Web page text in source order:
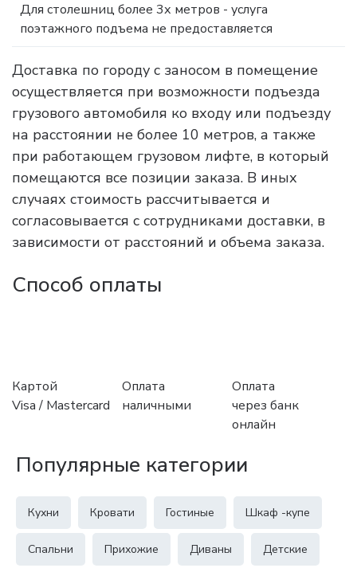
Для столешниц более 3х метров - услуга
поэтажного подъема не предоставляется
Доставка по городу с заносом в помещение
осуществляется при возможности подъезда
грузового автомобиля ко входу или подъезду
на расстоянии не более 10 метров, а также
при работающем грузовом лифте, в который
помещаются все позиции заказа. В иных
случаях стоимость рассчитывается и
согласовывается с сотрудниками доставки, в
зависимости от расстояний и объема заказа.
Способ оплаты
Картой
Visa / Mastercard
Оплата
наличными
Оплата
через банк
онлайн
Популярные категории
Кухни Кровати Гостиные Шкаф -купе
Спальни Прихожие Диваны Детские